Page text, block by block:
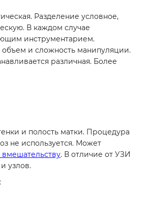
Разделение условное,
В каждом случае
инструментарием.
объем и сложность манипуляции.
различная. Более
и полость матки. Процедура
не используется. Может
вмешательству. В отличие от УЗИ
узлов.